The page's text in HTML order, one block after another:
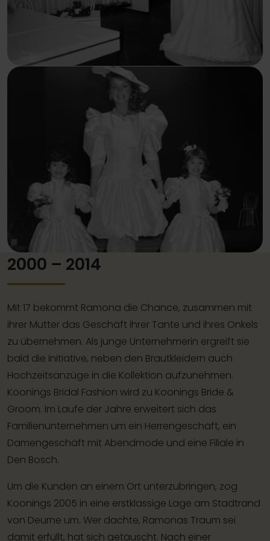
2000 – 2014
Mit 17 bekommt Ramona die Chance, zusammen mit
ihrer Mutter das Geschäft ihrer Tante und ihres Onkels
zu übernehmen. Als junge Unternehmerin ergreift sie
bald die Initiative, neben den Brautkleidern auch
Hochzeitsanzüge in die Kollektion aufzunehmen.
Koonings Bridal Fashion wird zu Koonings Bride &
Groom. Im Laufe der Jahre erweitert sich das
Familienunternehmen um ein Herrengeschäft, ein
Damengeschäft mit Abendmode und eine Filiale in
Den Bosch.
Um die Kunden an einem Ort unterzubringen, zog
Koonings 2005 in eine erstklassige Lage am Stadtrand
von Deurne um. Wer dachte, Ramonas Traum sei
damit erfüllt, hat sich getäuscht. Nach einer